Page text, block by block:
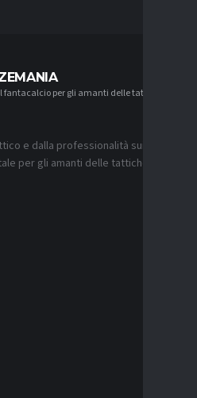
fantacalcio per gli amanti delle tattiche
e dalla professionalità sui
per gli amanti delle tattiche